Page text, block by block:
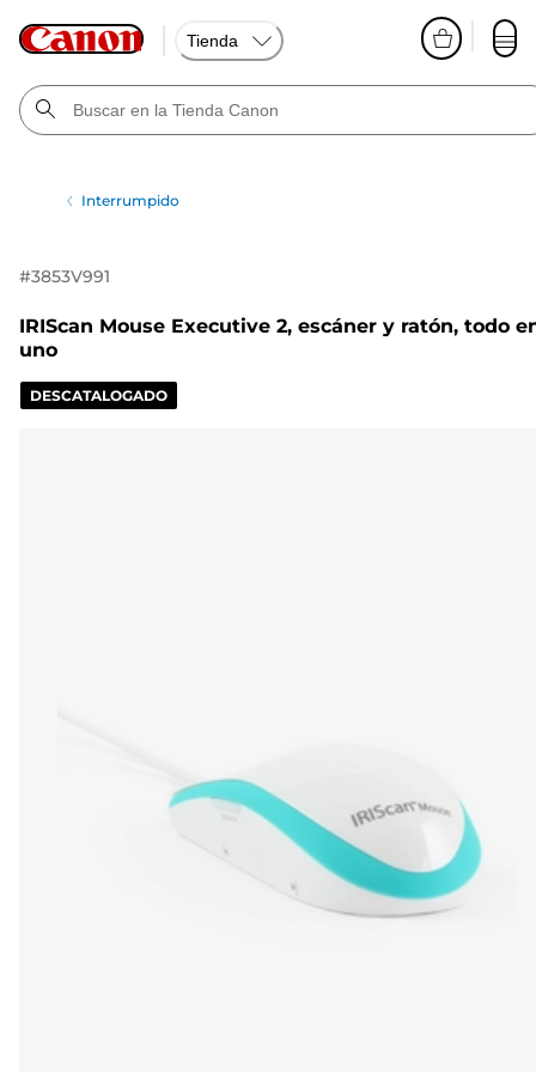
Tienda
Interrumpido
#3853V991
IRIScan Mouse Executive 2, escáner y ratón, todo
uno
DESCATALOGADO